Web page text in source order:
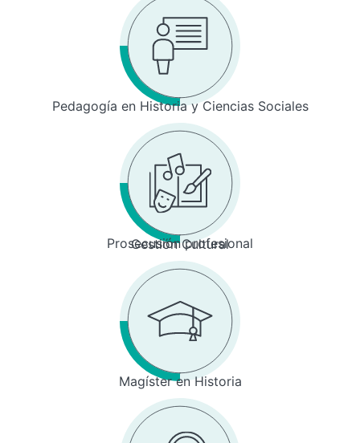
Pedagogía en Historia y Ciencias Sociales
Prosecusión profesional
Gestión Cultural
Magíster en Historia